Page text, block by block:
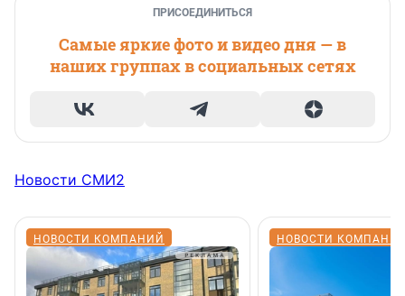
ПРИСОЕДИНИТЬСЯ
Самые яркие фото и видео дня — в
наших группах в социальных сетях
Новости СМИ2
НОВОСТИ КОМПАНИЙ НОВОСТИ